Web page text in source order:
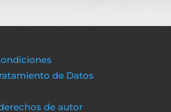
de Datos
de autor